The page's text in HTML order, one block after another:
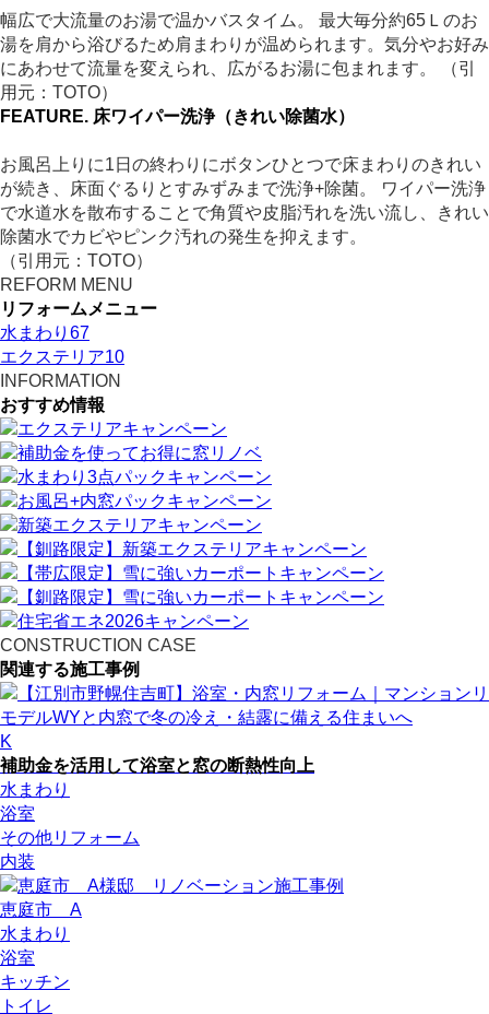
幅広で大流量のお湯で温かバスタイム。 最大毎分約65Ｌのお
湯を肩から浴びるため肩まわりが温められます。気分やお好み
にあわせて流量を変えられ、広がるお湯に包まれます。 （引
用元：TOTO）
FEATURE. 床ワイパー洗浄（きれい除菌水）
お風呂上りに1日の終わりにボタンひとつで床まわりのきれい
が続き、床面ぐるりとすみずみまで洗浄+除菌。 ワイパー洗浄
で水道水を散布することで角質や皮脂汚れを洗い流し、きれい
除菌水でカビやピンク汚れの発生を抑えます。
（引用元：TOTO）
REFORM MENU
リフォームメニュー
水まわり 67
エクステリア10
INFORMATION
おすすめ情報
CONSTRUCTION CASE
関連する施工事例
K
補助金を活用して浴室と窓の断熱性向上
水まわり
浴室
その他リフォーム
内装
恵庭市 A
水まわり
浴室
キッチン
トイレ